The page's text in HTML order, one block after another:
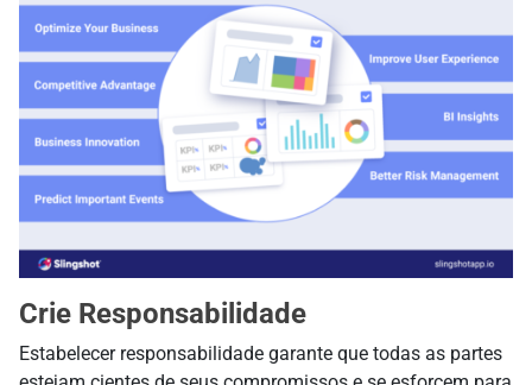
Crie Responsabilidade
Estabelecer responsabilidade garante que todas as partes